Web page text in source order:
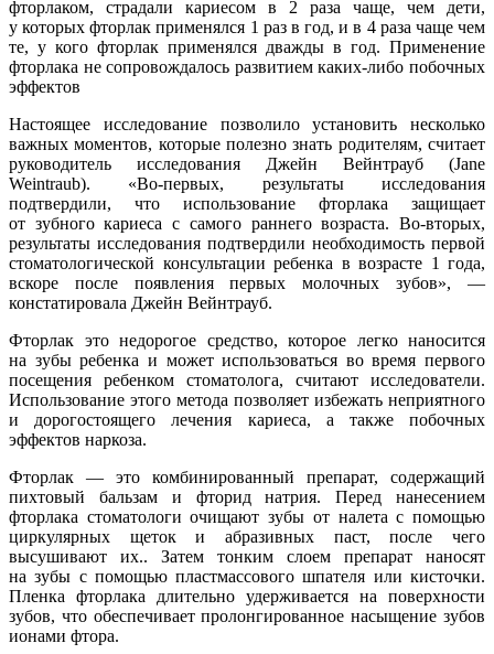
фторлаком, страдали кариесом в 2 раза чаще, чем дети,
у которых фторлак применялся 1 раз в год, и в 4 раза чаще чем
те, у кого фторлак применялся дважды в год. Применение
фторлака не сопровождалось развитием каких-либо побочных
эффектов
Настоящее исследование позволило установить несколько
важных моментов, которые полезно знать родителям, считает
руководитель исследования Джейн Вейнтрауб (Jane
Weintraub). «Во-первых, результаты исследования
подтвердили, что использование фторлака защищает
от зубного кариеса с самого раннего возраста. Во-вторых,
результаты исследования подтвердили необходимость первой
стоматологической консультации ребенка в возрасте 1 года,
вскоре после появления первых молочных зубов», —
констатировала Джейн Вейнтрауб.
Фторлак это недорогое средство, которое легко наносится
на зубы ребенка и может использоваться во время первого
посещения ребенком стоматолога, считают исследователи.
Использование этого метода позволяет избежать неприятного
и дорогостоящего лечения кариеса, а также побочных
эффектов наркоза.
Фторлак — это комбинированный препарат, содержащий
пихтовый бальзам и фторид натрия. Перед нанесением
фторлака стоматологи очищают зубы от налета с помощью
циркулярных щеток и абразивных паст, после чего
высушивают их.. Затем тонким слоем препарат наносят
на зубы с помощью пластмассового шпателя или кисточки.
Пленка фторлака длительно удерживается на поверхности
зубов, что обеспечивает пролонгированное насыщение зубов
ионами фтора.